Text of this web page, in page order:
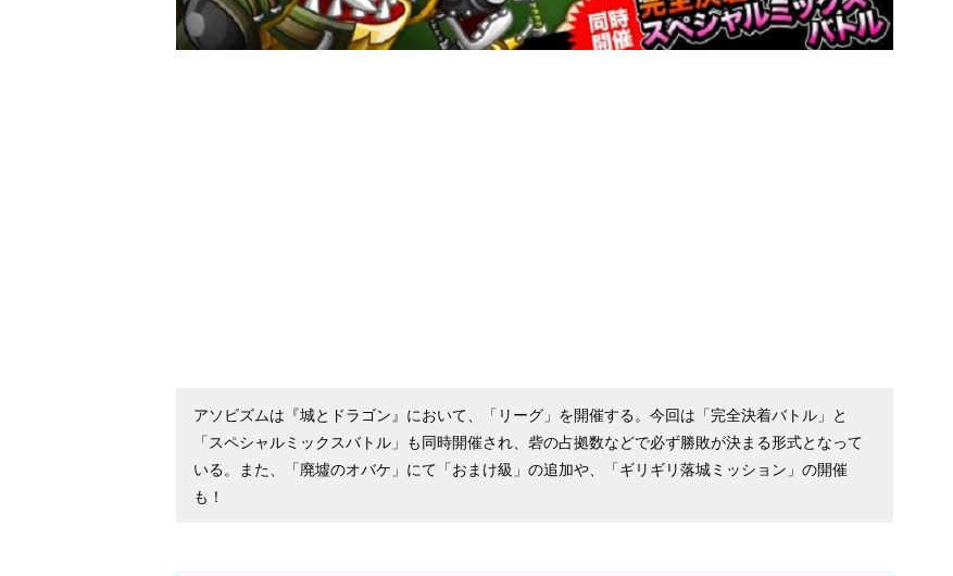
アソビズムは『城とドラゴン』において、「リーグ」を開催する。今回は「完全決着バトル」と
「スペシャルミックスバトル」も同時開催され、砦の占拠数などで必ず勝敗が決まる形式となって
いる。また、「廃墟のオバケ」にて「おまけ級」の追加や、「ギリギリ落城ミッション」の開催
も！